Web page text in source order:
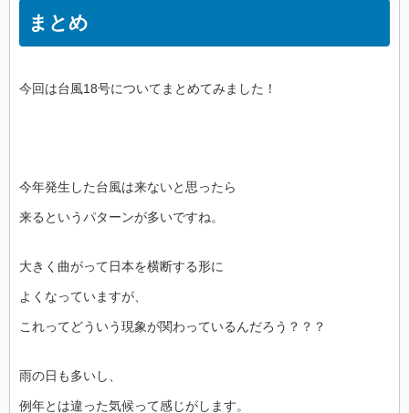
まとめ
今回は台風18号についてまとめてみました！
今年発生した台風は来ないと思ったら
来るというパターンが多いですね。
大きく曲がって日本を横断する形に
よくなっていますが、
これってどういう現象が関わっているんだろう？？？
雨の日も多いし、
例年とは違った気候って感じがします。